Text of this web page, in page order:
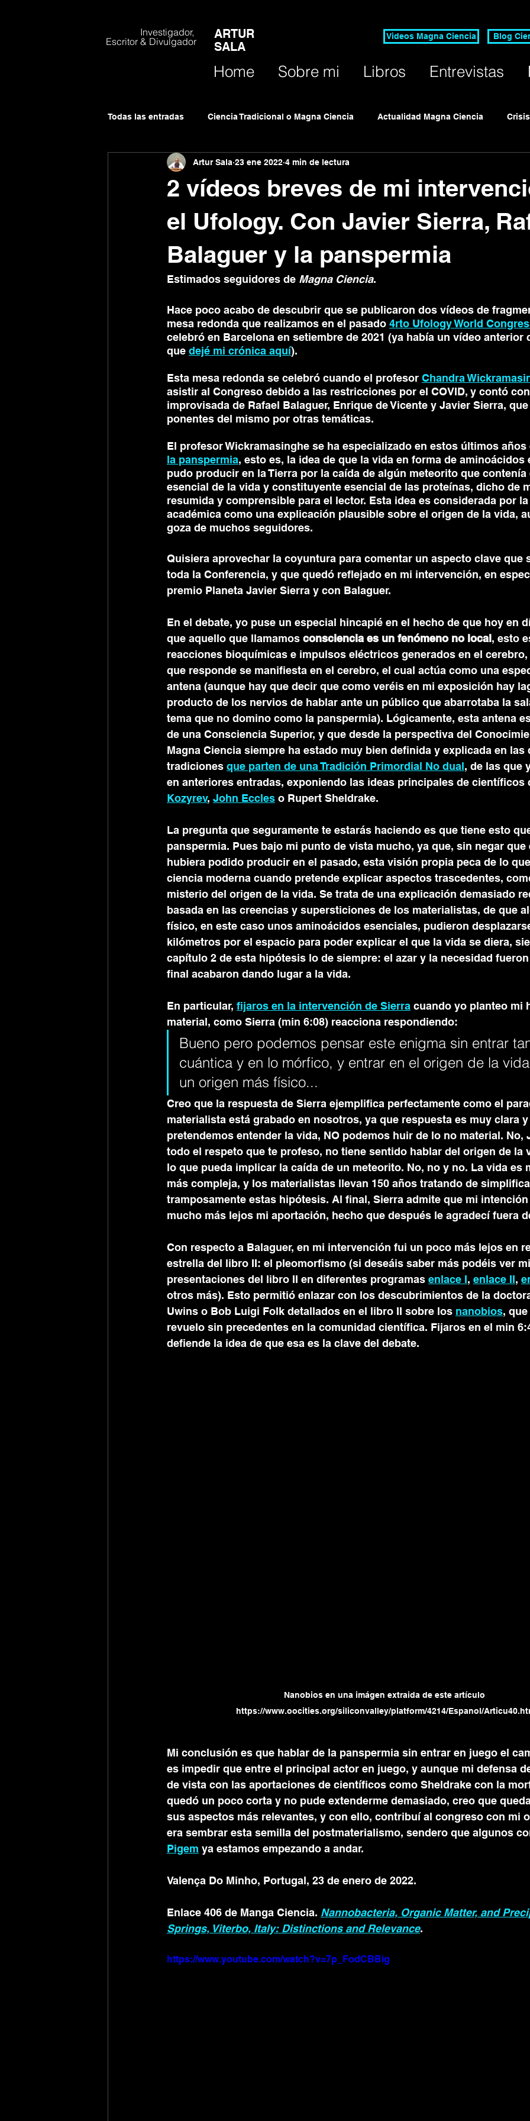
Investigador,
Escritor & Divulgador
ARTUR
SALA
Videos Magna Ciencia Blog
Home Sobre mi Libros Entrevistas
Todas las entradas Ciencia Tradicional o Magna Ciencia Actualidad Magna Ciencia
Cauac Editorial Nativa Curso Anual Ciencia Rigurosa
2 vídeos breves de mi
el Ufology. Con Javier Sierra,
Balaguer y la panspermia
Artur Sala 23 ene 2022 4 min de lectura
Estimados seguidores de Magna Ciencia.
Hace poco acabo de descubrir que se publicaron dos vídeos de
mesa redonda que realizamos en el pasado 4rto Ufology World
celebró en Barcelona en setiembre de 2021 (ya había un vídeo anterior
que dejé mi crónica aquí).
Esta mesa redonda se celebró cuando el profesor Chandra
asistir al Congreso debido a las restricciones por el COVID, y contó
improvisada de Rafael Balaguer, Enrique de Vicente y Javier Sierra,
ponentes del mismo por otras temáticas.
El profesor Wickramasinghe se ha especializado en estos últimos
la panspermia, esto es, la idea de que la vida en forma de aminoácidos
pudo producir en la Tierra por la caída de algún meteorito que
esencial de la vida y constituyente esencial de las proteínas, dicho de
resumida y comprensible para el lector. Esta idea es considerada por
académica como una explicación plausible sobre el origen de la vida,
goza de muchos seguidores.
Quisiera aprovechar la coyuntura para comentar un aspecto clave que
toda la Conferencia, y que quedó reflejado en mi intervención, en
premio Planeta Javier Sierra y con Balaguer.
En el debate, yo puse un especial hincapié en el hecho de que hoy en
que aquello que llamamos consciencia es un fenómeno no local, esto
reacciones bioquímicas e impulsos eléctricos generados en el
que responde se manifiesta en el cerebro, el cual actúa como una
antena (aunque hay que decir que como veréis en mi exposición hay
producto de los nervios de hablar ante un público que abarrotaba la
tema que no domino como la panspermia). Lógicamente, esta antena
de una Consciencia Superior, y que desde la perspectiva del
Magna Ciencia siempre ha estado muy bien definida y explicada en las
tradiciones que parten de una Tradición Primordial No dual, de las que
en anteriores entradas, exponiendo las ideas principales de científicos
Kozyrev, John Eccles o Rupert Sheldrake.
La pregunta que seguramente te estarás haciendo es que tiene esto
panspermia. Pues bajo mi punto de vista mucho, ya que, sin negar que
hubiera podido producir en el pasado, esta visión propia peca de lo
ciencia moderna cuando pretende explicar aspectos trascedentes,
misterio del origen de la vida. Se trata de una explicación demasiado
basada en las creencias y supersticiones de los materialistas, de que
físico, en este caso unos aminoácidos esenciales, pudieron
kilómetros por el espacio para poder explicar el que la vida se diera,
capítulo 2 de esta hipótesis lo de siempre: el azar y la necesidad
final acabaron dando lugar a la vida.
En particular, fijaros en la intervención de Sierra cuando yo planteo mi
material, como Sierra (min 6:08) reacciona respondiendo:
Bueno pero podemos pensar este enigma sin entrar
cuántica y en lo mórfico, y entrar en el origen de la
un origen más físico...
Creo que la respuesta de Sierra ejemplifica perfectamente como el
materialista está grabado en nosotros, ya que respuesta es muy clara
pretendemos entender la vida, NO podemos huir de lo no material. No,
todo el respeto que te profeso, no tiene sentido hablar del origen de la
lo que pueda implicar la caída de un meteorito. No, no y no. La vida es
más compleja, y los materialistas llevan 150 años tratando de
tramposamente estas hipótesis. Al final, Sierra admite que mi
mucho más lejos mi aportación, hecho que después le agradecí fuera
Con respecto a Balaguer, en mi intervención fui un poco más lejos en
estrella del libro II: el pleomorfismo (si deseáis saber más podéis ver
presentaciones del libro II en diferentes programas enlace I, enlace II,
otros más). Esto permitió enlazar con los descubrimientos de la
Uwins o Bob Luigi Folk detallados en el libro II sobre los nanobios,
revuelo sin precedentes en la comunidad científica. Fijaros en el min
defiende la idea de que esa es la clave del debate.
Nanobios en una imágen extraida de este artículo
https://www.oocities.org/siliconvalley/platform/4214/Espanol/
Mi conclusión es que hablar de la panspermia sin entrar en juego el
es impedir que entre el principal actor en juego, y aunque mi defensa
de vista con las aportaciones de científicos como Sheldrake con la
quedó un poco corta y no pude extenderme demasiado, creo que
sus aspectos más relevantes, y con ello, contribuí al congreso con mi
era sembrar esta semilla del postmaterialismo, sendero que algunos
Pigem ya estamos empezando a andar.
Valença Do Minho, Portugal, 23 de enero de 2022.
Enlace 406 de Manga Ciencia. Nannobacteria, Organic Matter, and
Springs, Viterbo, Italy: Distinctions and Relevance.
https://www.youtube.com/watch?v=7p_FodCBBig